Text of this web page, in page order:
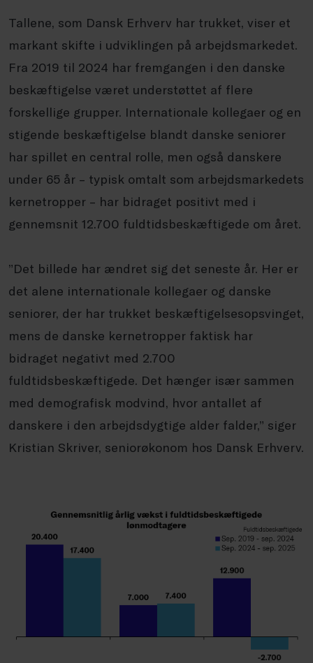
Tallene, som Dansk Erhverv har trukket, viser et
markant skifte i udviklingen på arbejdsmarkedet.
Fra 2019 til 2024 har fremgangen i den danske
beskæftigelse været understøttet af flere
forskellige grupper. Internationale kollegaer og en
stigende beskæftigelse blandt danske seniorer
har spillet en central rolle, men også danskere
under 65 år – typisk omtalt som arbejdsmarkedets
kernetropper – har bidraget positivt med i
gennemsnit 12.700 fuldtidsbeskæftigede om året.
”Det billede har ændret sig det seneste år. Her er
det alene internationale kollegaer og danske
seniorer, der har trukket beskæftigelsesopsvinget,
mens de danske kernetropper faktisk har
bidraget negativt med 2.700
fuldtidsbeskæftigede. Det hænger især sammen
med demografisk modvind, hvor antallet af
danskere i den arbejdsdygtige alder falder,” siger
Kristian Skriver, seniorøkonom hos Dansk Erhverv.